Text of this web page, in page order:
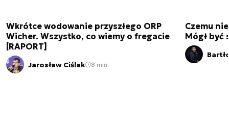
Wkrótce wodowanie przyszłego ORP
Wicher. Wszystko, co wiemy o fregacie
[RAPORT]
Jarosław Ciślak 8 min.
Czemu
Mógł być